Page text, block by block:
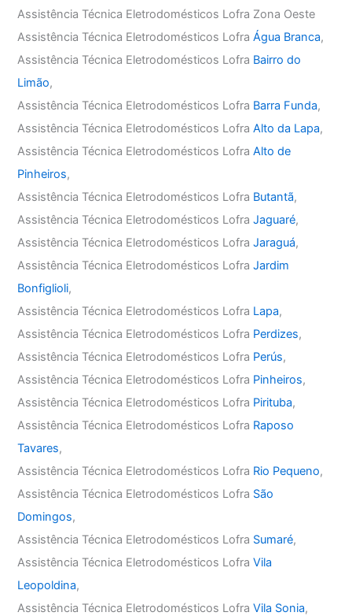
Assistência Técnica Eletrodomésticos Lofra Zona Oeste
Assistência Técnica Eletrodomésticos LofraÁgua Branca,
Assistência Técnica Eletrodomésticos Lofra Bairro do
Limão,
Assistência Técnica Eletrodomésticos Lofra Barra Funda,
Assistência Técnica Eletrodomésticos LofraAlto da Lapa,
Assistência Técnica Eletrodomésticos LofraAlto de
Pinheiros,
Assistência Técnica Eletrodomésticos Lofra Butantã,
Assistência Técnica Eletrodomésticos LofraJaguaré,
Assistência Técnica Eletrodomésticos LofraJaraguá,
Assistência Técnica Eletrodomésticos LofraJardim
Bonfiglioli,
Assistência Técnica Eletrodomésticos Lofra Lapa,
Assistência Técnica Eletrodomésticos Lofra Perdizes,
Assistência Técnica Eletrodomésticos Lofra Perús,
Assistência Técnica Eletrodomésticos Lofra Pinheiros,
Assistência Técnica Eletrodomésticos Lofra Pirituba,
Assistência Técnica Eletrodomésticos Lofra Raposo
Tavares,
Assistência Técnica Eletrodomésticos Lofra Rio Pequeno,
Assistência Técnica Eletrodomésticos Lofra São
Domingos,
Assistência Técnica Eletrodomésticos Lofra Sumaré,
Assistência Técnica Eletrodomésticos LofraVila
Leopoldina,
Assistência Técnica Eletrodomésticos LofraVila Sonia,